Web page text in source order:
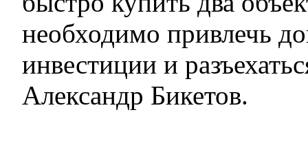
необходимо привлечь
инвестиции и
Александр Бикетов.